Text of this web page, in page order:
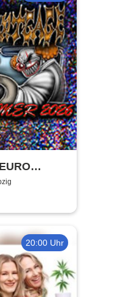
20:00 Uhr